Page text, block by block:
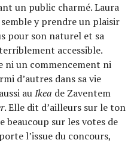
un public charmé. Laura
y prendre un plaisir
pour son naturel et sa
accessible.
ni un commencement ni
d’autres dans sa vie
auIkea de Zaventem
. Elle dit d’ailleurs sur le ton
beaucoup sur les votes de
l’issue du concours,